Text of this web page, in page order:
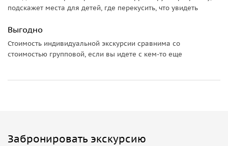
подскажет места для детей, где перекусить, что увидеть
Выгодно
Стоимость индивидуальной экскурсии сравнима со
стоимостью групповой, если вы идете с кем-то еще
Забронировать экскурсию